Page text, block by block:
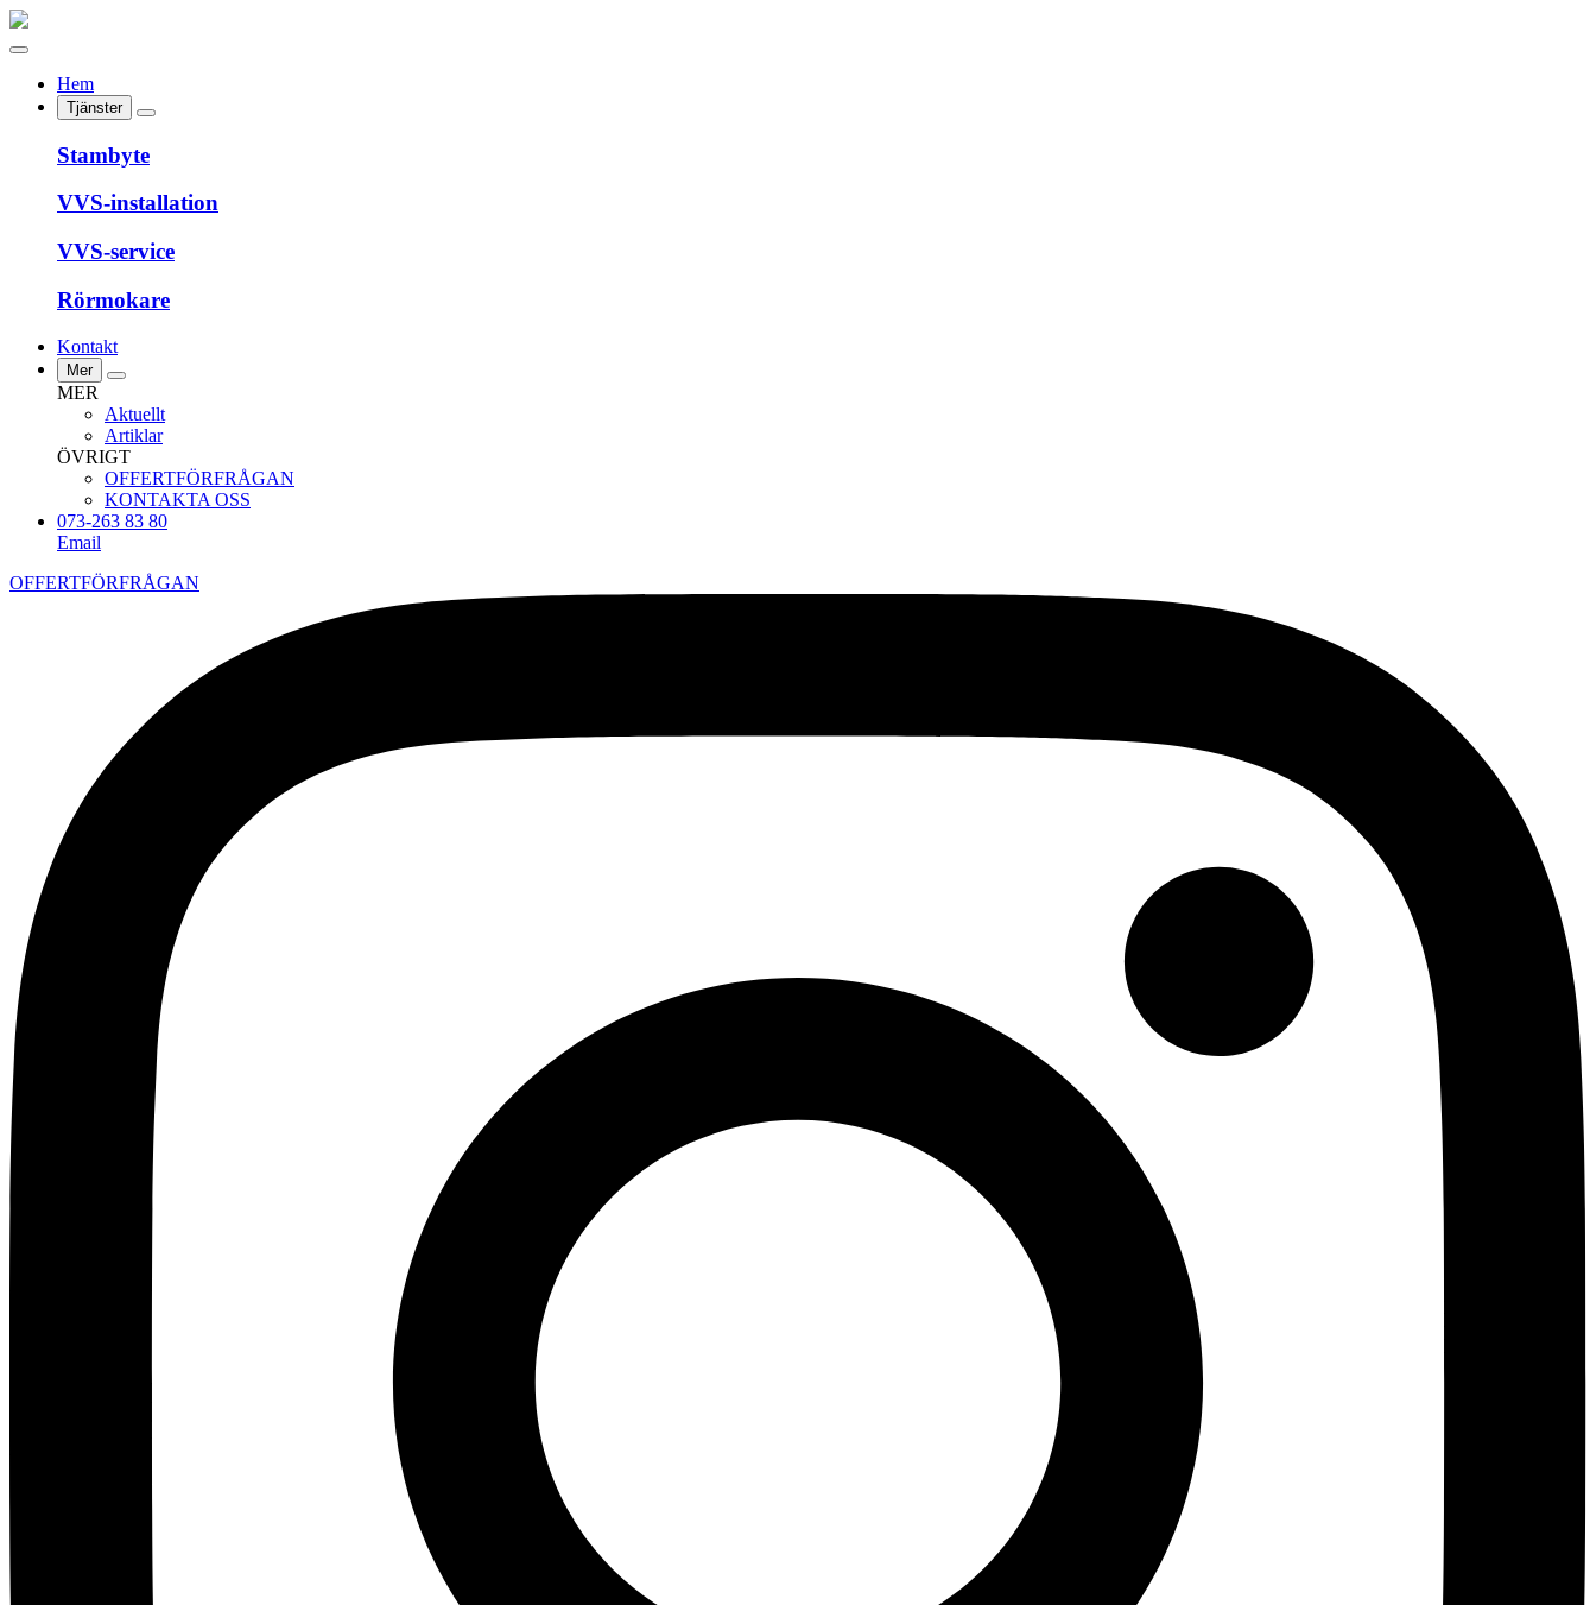
Hem
Tjänster
Stambyte
VVS-installation
VVS-service
Rörmokare
Kontakt
Mer
MER
Aktuellt
Artiklar
ÖVRIGT
OFFERTFÖRFRÅGAN
KONTAKTA OSS
073-263 83 80
Email
OFFERTFÖRFRÅGAN